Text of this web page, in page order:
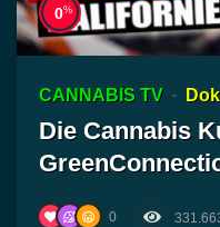
0%
CANNABIS TV
Die Cannabis
0